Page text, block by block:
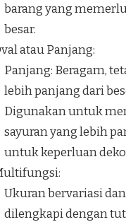
barang yang
besar.
atau Panjang:
Panjang: Beragam,
lebih panjang dari
Digunakan untuk
sayuran yang lebih
untuk keperluan
Ukuran bervariasi
dilengkapi dengan